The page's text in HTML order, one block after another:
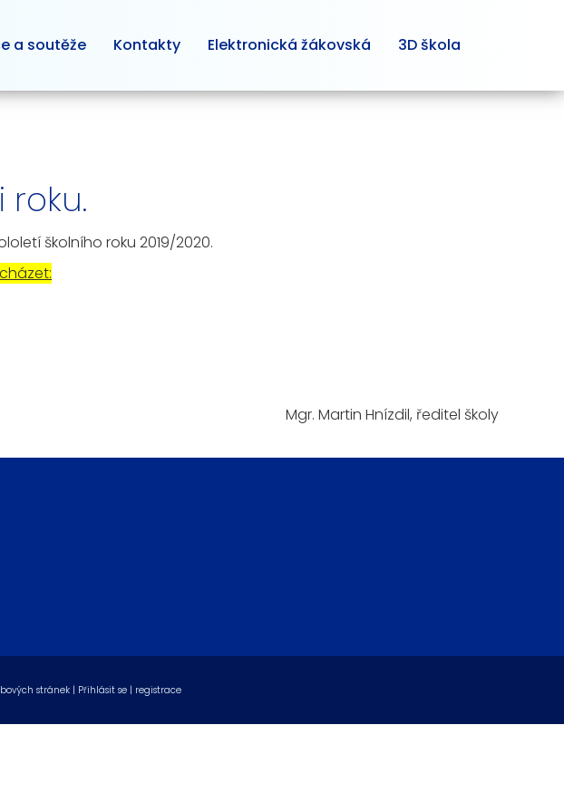
a soutěže Kontakty Elektronická žákovská 3D škola
školního roku 2019/2020.
Mgr. Martin Hnízdil, ředitel školy
stránek | Přihlásit se | registrace